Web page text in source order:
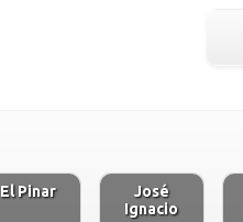
El Pinar
José
Ignacio